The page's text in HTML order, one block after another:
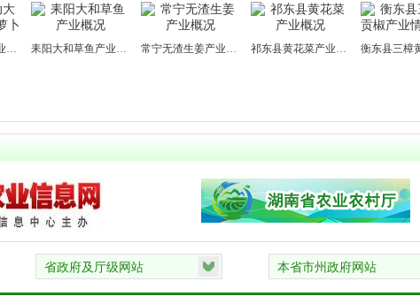
耒阳大和草鱼产业概况 常宁无渣生姜产业概况 祁东县黄花菜产业概况 衡东县三樟黄贡椒产业情况介绍